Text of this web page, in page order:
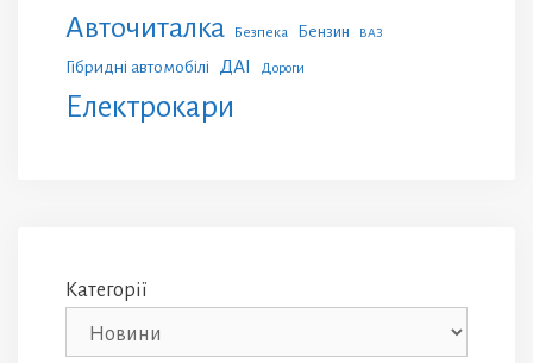
Авточиталка Безпека Бензин ВАЗ
Гібридні автомобілі ДАІ Дороги
Електрокари
Категорії